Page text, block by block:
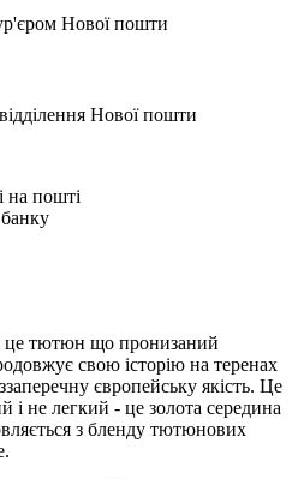
Нової пошти
Нової пошти
на пошті
це тютюн що пронизаний
свою історію на теренах
європейську якість. Це
і не легкий - це золота середина
з бленду тютюнових